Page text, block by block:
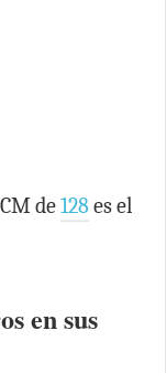
de128 es el
en sus